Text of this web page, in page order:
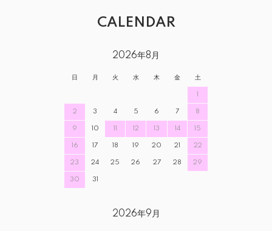
CALENDAR
2026年8月
日 月 火 水 木 金 土
1
2 3 4 5 6 7 8
9 10 11 12 13 14 15
16 17 18 19 20 21 22
23 24 25 26 27 28 29
30 31
2026年9月